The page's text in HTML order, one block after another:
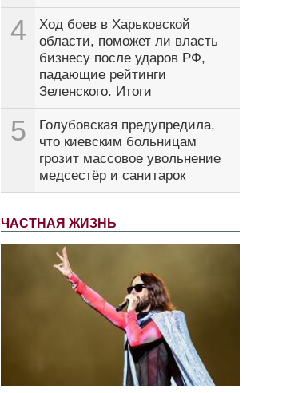
4
Ход боев в Харьковской
области, поможет ли власть
бизнесу после ударов РФ,
падающие рейтинги
Зеленского. Итоги
5
Голубовская предупредила,
что киевским больницам
грозит массовое увольнение
медсестёр и санитарок
ЧАСТНАЯ ЖИЗНЬ